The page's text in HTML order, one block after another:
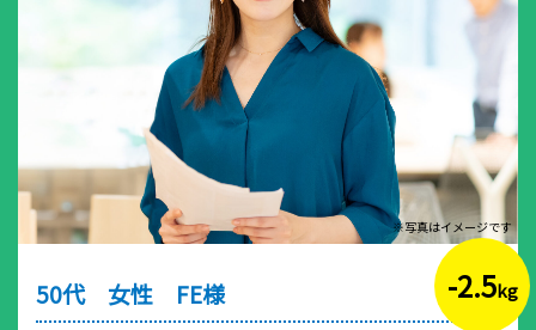
※写真はイメージです
-2.5kg
50代 女性 FE様